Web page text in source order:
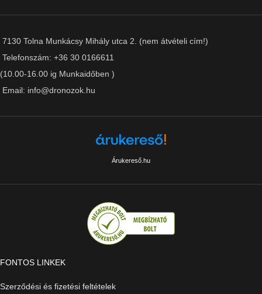
7130 Tolna Munkácsy Mihály utca 2. (nem átvételi cím!)
Telefonszám: +36 30 0166611
(10.00-16.00 ig Munkaidőben )
Email: info@dronozok.hu
Árukereső.hu
FONTOS LINKEK
Szerződési és fizetési feltételek